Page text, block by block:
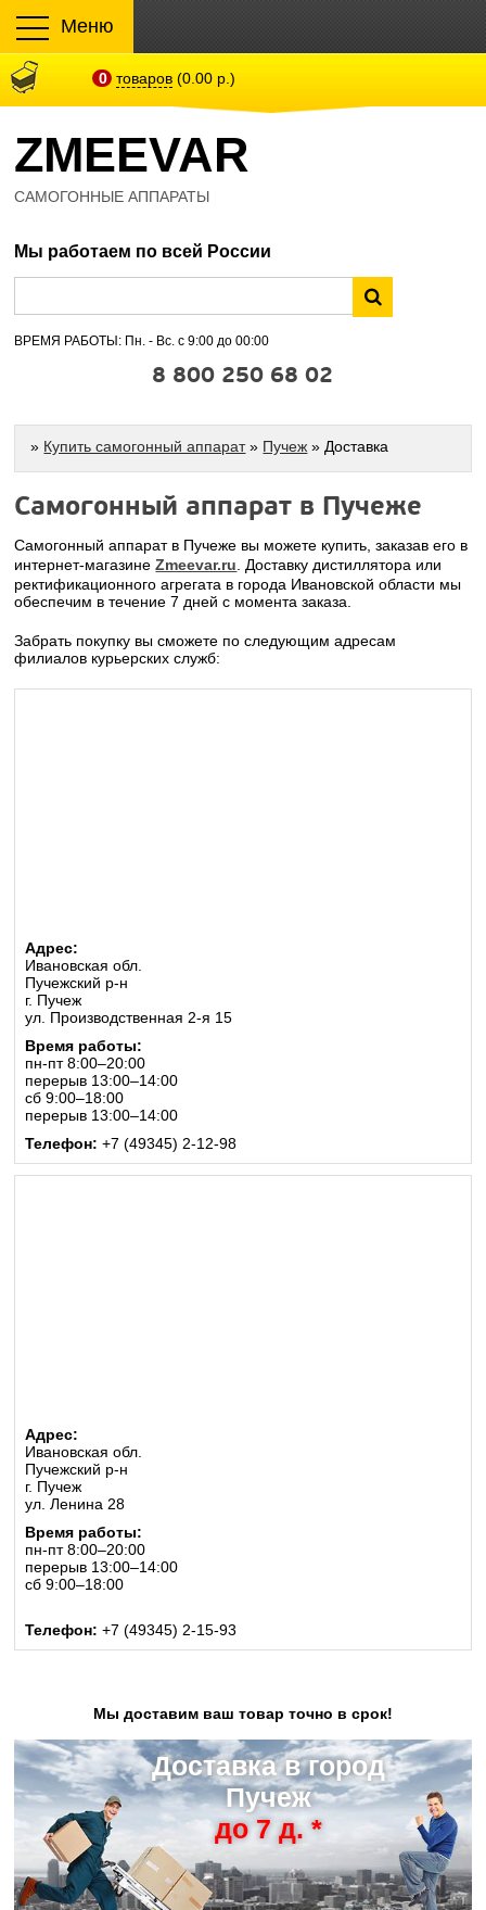
Меню
0 товаров (0.00 р.)
ZMEEVAR
САМОГОННЫЕ АППАРАТЫ
Мы работаем по всей России
ВРЕМЯ РАБОТЫ: Пн. - Вс. с 9:00 до 00:00
8 800 250 68 02
» Купить самогонный аппарат» Пучеж » Доставка
Самогонный аппарат в Пучеже
Самогонный аппарат в Пучеже вы можете купить, заказав его в
интернет-магазинеZmeevar.ru . Доставку дистиллятора или
ректификационного агрегата в города Ивановской области мы
обеспечим в течение 7 дней с момента заказа.
Забрать покупку вы сможете по следующим адресам
филиалов курьерских служб:
Адрес:
Ивановская обл.
Пучежский р-н
г. Пучеж
ул. Производственная 2-я 15
Время работы:
пн-пт 8:00–20:00
перерыв 13:00–14:00
сб 9:00–18:00
перерыв 13:00–14:00
Телефон: +7 (49345) 2-12-98
Адрес:
Ивановская обл.
Пучежский р-н
г. Пучеж
ул. Ленина 28
Время работы:
пн-пт 8:00–20:00
перерыв 13:00–14:00
сб 9:00–18:00
Телефон: +7 (49345) 2-15-93
Мы доставим ваш товар точно в срок!
Доставка в город
Пучеж
до 7 д. *